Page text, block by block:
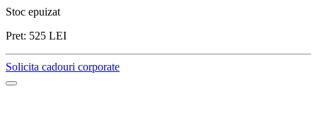
Stoc epuizat
Pret: 525 LEI
Solicita cadouri corporate